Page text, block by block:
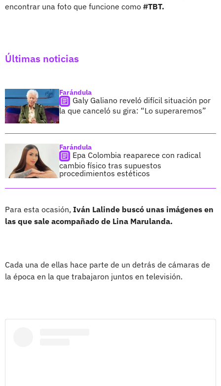
encontrar una foto que funcione como #TBT.
Últimas noticias
Farándula
Galy Galiano reveló difícil situación por
la que canceló su gira: “Lo superaremos”
Farándula
Epa Colombia reaparece con radical
cambio físico tras supuestos
procedimientos estéticos
Para esta ocasión, Iván Lalinde buscó unas imágenes en
las que sale acompañado de Lina Marulanda.
Cada una de ellas hace parte de un detrás de cámaras de
la época en la que trabajaron juntos en televisión.